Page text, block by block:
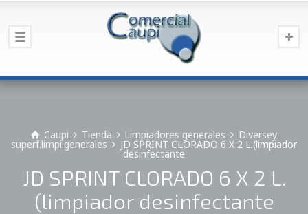
Caupi Tienda Limpiadores generales Diversey
superf.limpi.generales JD SPRINT CLORADO 6 X 2 L.(limpiador
desinfectante
JD SPRINT CLORADO 6 X 2 L.
(limpiador desinfectante